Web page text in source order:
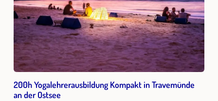
200h Yogalehrerausbildung Kompakt in Travemünde
an der Ostsee